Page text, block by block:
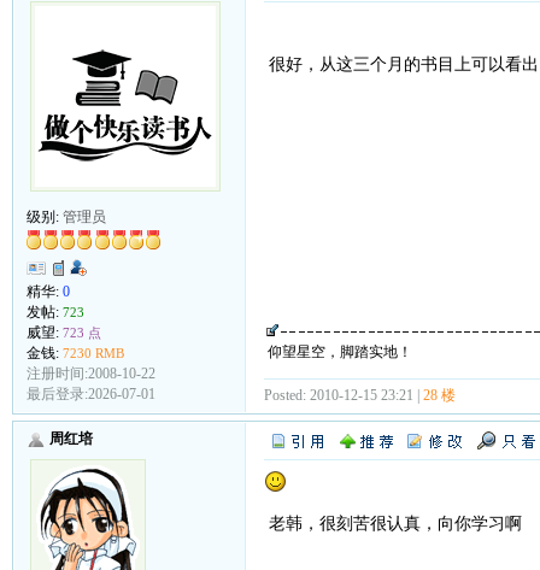
级别: 管理员
精华: 0
发帖: 723
威望: 723 点
金钱: 7230 RMB
注册时间:2008-10-22
最后登录:2026-07-01
很好，从这三个月的书目上可以看
仰望星空，脚踏实地！
Posted: 2010-12-15 23:21 | 28 楼
周红培
老韩，很刻苦很认真，向你学习啊